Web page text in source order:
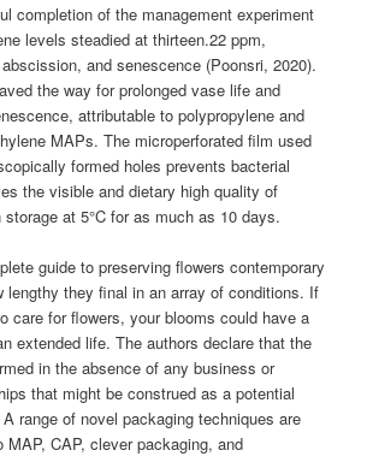
completion of the management experiment
levels steadied at thirteen.22 ppm,
and senescence (Poonsri, 2020).
the way for prolonged vase life and
attributable to polypropylene and
MAPs. The microperforated film used
formed holes prevents bacterial
the visible and dietary high quality of
at 5°C for as much as 10 days.
guide to preserving flowers contemporary
lengthy they final in an array of conditions. If
care for flowers, your blooms could have a
extended life. The authors declare that the
in the absence of any business or
that might be construed as a potential
range of novel packaging techniques are
CAP, clever packaging, and